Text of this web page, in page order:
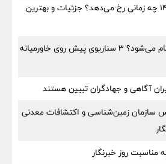
کسوف بزرگ مرداد ۱۴۰۵ چه زمانی رخ می‌دهد؟ جزئیات و بهترین
جنگ ایران و آمریکا تمام می‌شود؟ ۳ سناریوی پیش روی خاورمیانه
آگاهی و جهادگران تبیین هستند
سازمان زمین‌شناسی و اکتشافات معدنی
مناسبت روز خبرنگار